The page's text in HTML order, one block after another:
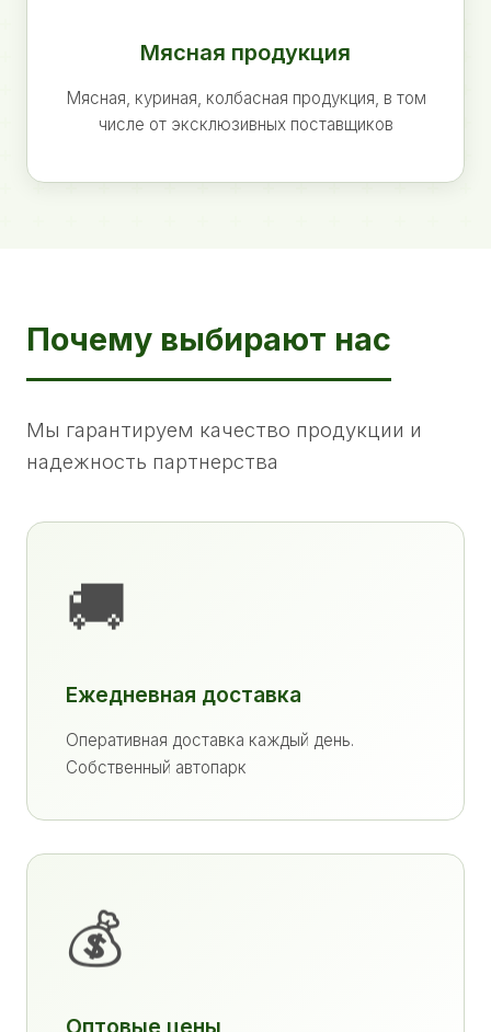
Мясная продукция
Мясная, куриная, колбасная продукция, в том
числе от эксклюзивных поставщиков
Почему выбирают нас
Мы гарантируем качество продукции и
надежность партнерства
🚚
Ежедневная доставка
Оперативная доставка каждый день.
Собственный автопарк
💰
Оптовые цены